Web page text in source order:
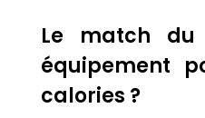
Le match
équipement
calories ?